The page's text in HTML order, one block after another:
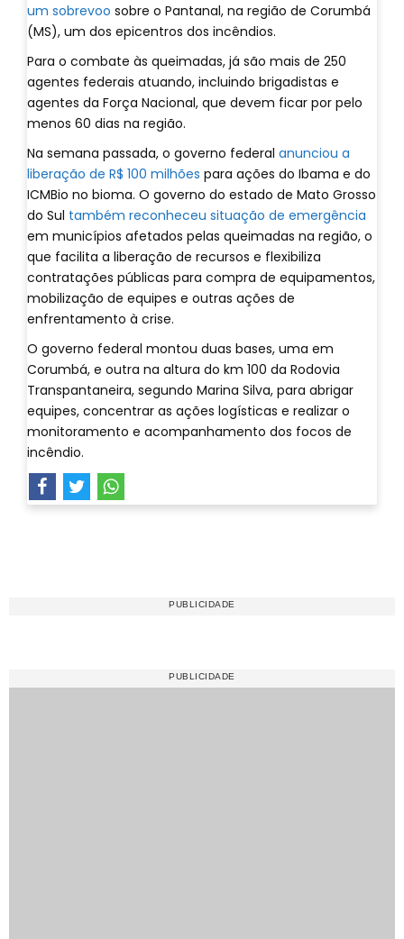
um sobrevoo sobre o Pantanal, na região de Corumbá
(MS), um dos epicentros dos incêndios.
Para o combate às queimadas, já são mais de 250
agentes federais atuando, incluindo brigadistas e
agentes da Força Nacional, que devem ficar por pelo
menos 60 dias na região.
Na semana passada, o governo federal anunciou a
liberação de R$ 100 milhões para ações do Ibama e do
ICMBio no bioma. O governo do estado de Mato Grosso
do Sul também reconheceu situação de emergência
em municípios afetados pelas queimadas na região, o
que facilita a liberação de recursos e flexibiliza
contratações públicas para compra de equipamentos,
mobilização de equipes e outras ações de
enfrentamento à crise.
O governo federal montou duas bases, uma em
Corumbá, e outra na altura do km 100 da Rodovia
Transpantaneira, segundo Marina Silva, para abrigar
equipes, concentrar as ações logísticas e realizar o
monitoramento e acompanhamento dos focos de
incêndio.